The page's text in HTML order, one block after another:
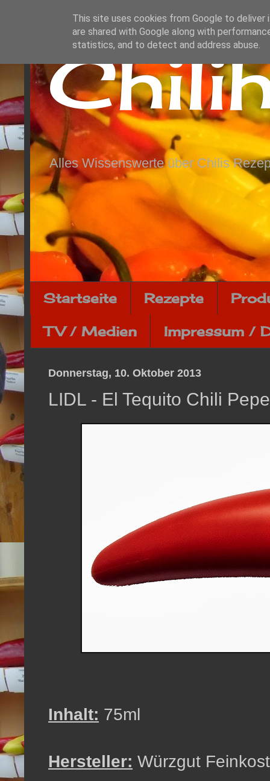
Alles Wissenswerte über Chilis
Startseite Rezepte
TV / Medien Impressum /
Donnerstag, 10. Oktober 2013
LIDL - El Tequito Chili Pepe
Inhalt: 75ml
Hersteller: Würzgut
This site uses cookies from Google to deliver
are shared with Google along with
statistics, and to detect and address abuse.